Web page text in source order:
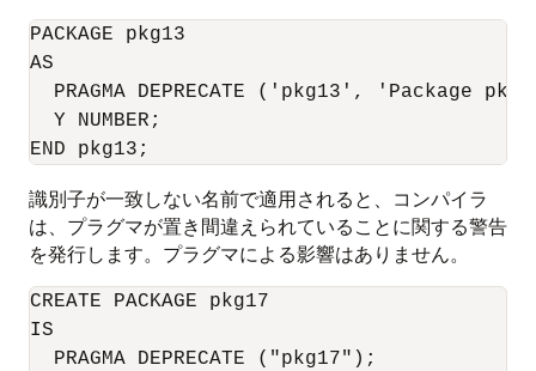
PACKAGE pkg13
AS
PRAGMA DEPRECATE ('pkg13', 'Package
  Y NUMBER;
識別子が一致しない名前で適用されると、コンパイラ
は、プラグマが置き間違えられていることに関する警告
を発行します。プラグマによる影響はありません。
CREATE PACKAGE pkg17
IS
PRAGMA DEPRECATE ("pkg17");